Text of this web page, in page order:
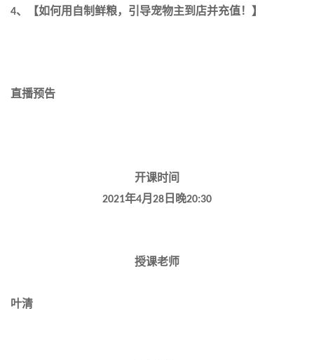
4、【如何用自制鲜粮，引导宠物主到店并充值！】
直播预告
开课时间
2021年4月 28 日晚20:30
授课老师
叶清